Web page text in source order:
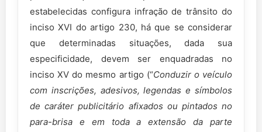
estabelecidas configura infração de trânsito do
inciso XVI do artigo 230, há que se considerar
que determinadas situações, dada sua
especificidade, devem ser enquadradas no
inciso XV do mesmo artigo (“Conduzir o veículo
com inscrições, adesivos, legendas e símbolos
de caráter publicitário afixados ou pintados no
para-brisa e em toda a extensão da parte